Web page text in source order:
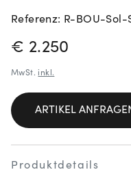
Referenz: R-BOU-
€ 2.250
MwSt. inkl.
ARTIKEL
Produktdetails